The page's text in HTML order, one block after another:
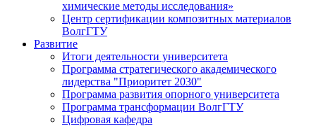
химические методы исследования»
Центр сертификации композитных материалов
ВолгГТУ
Развитие
Итоги деятельности университета
Программа стратегического академического
лидерства "Приоритет 2030"
Программа развития опорного университета
Программа трансформации ВолгГТУ
Цифровая кафедра